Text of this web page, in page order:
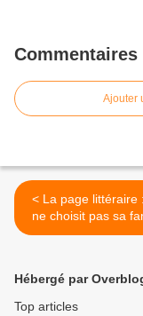
Commentaires
Ajouter
< La page littéraire : « On
ne choisit pas sa
Hébergé par
Top articles